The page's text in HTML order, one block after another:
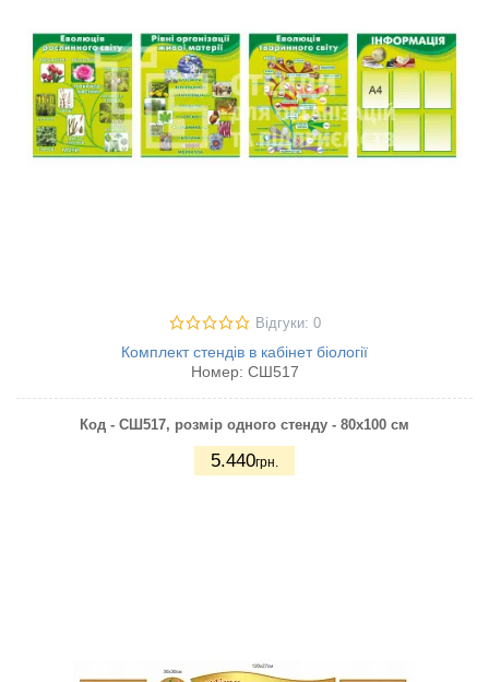
Відгуки: 0
Комплект стендів в кабінет біології
Номер: СШ517
Код - СШ517, розмір одного стенду - 80х100 см
5.440грн.